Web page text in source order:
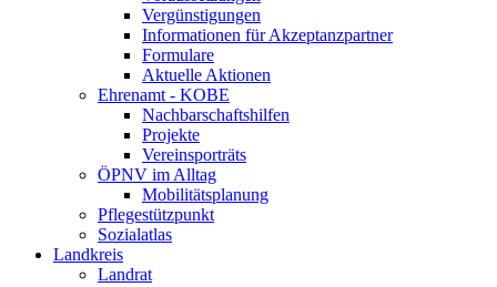
Vergünstigungen
Informationen für Akzeptanzpartner
Formulare
Aktuelle Aktionen
Ehrenamt - KOBE
Nachbarschaftshilfen
Projekte
Vereinsporträts
ÖPNV im Alltag
Mobilitätsplanung
Pflegestützpunkt
Sozialatlas
Landkreis
Landrat